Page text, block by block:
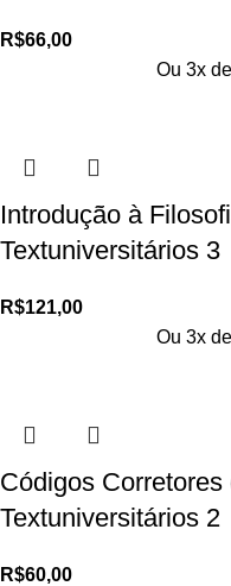
R$66,00
Ou 3x de
Introdução à
Textuniversitários 3
R$121,00
Ou 3x de
Códigos Corretores
Textuniversitários 2
R$60,00